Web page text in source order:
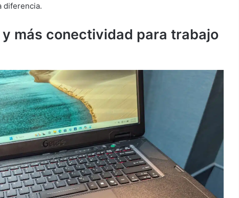
diferencia.
más conectividad para trabajo